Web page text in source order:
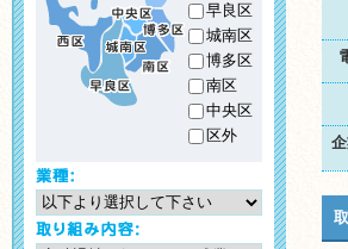
早良区
城南区
博多区
南区
中央区
区外